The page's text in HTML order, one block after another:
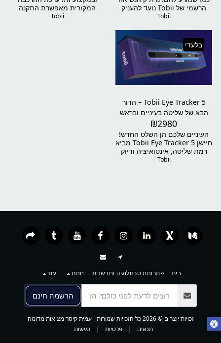
הרשמי של Tobii נועד להעניק
או בשטח. קל, עמיד ומעוצב
במיוחד עבור גיימרים, יוצרים
ואנשי מקצוע. כולל אחריות
מורחבת של עד 5 שנים!
Tobii
המקורית מאפשרת התקנה
Tobii
בלעדי
Tobii Eye Tracker 5 – הדור
הבא של שליטה בעיניים ובראש
לגיימרים וסימולטורים
₪2980
העיניים שלכם הן השלט החדש!
חיישן Tobii Eye Tracker 5 מביא
רמת שליטה, אינטואיציה ודיוק
שלא הכרתם – מתאים לגיימרים,
גם לרכישה כמשופץ!
Tobii
בית פתרונות טכנולוגיה וחדשנות חנות עוד
הרשמה חינם
זכויות יוצרים © 2026 כל הזכויות שמורות -
עמית קיסר מציאות מדומה
תנאים | פרטיות | נגישות